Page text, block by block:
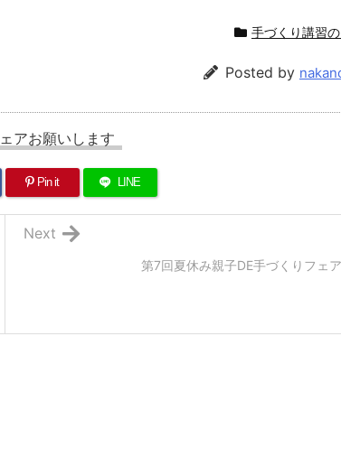
手づくり講習
Posted by
アお願いします
Pin it LINE
第7回夏休み親子DE手づくりフェア
Next